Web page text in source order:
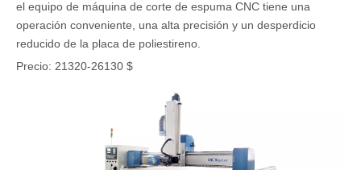
el equipo de máquina de corte de espuma CNC tiene una
operación conveniente, una alta precisión y un desperdicio
reducido de la placa de poliestireno.
Precio: 21320-26130 $